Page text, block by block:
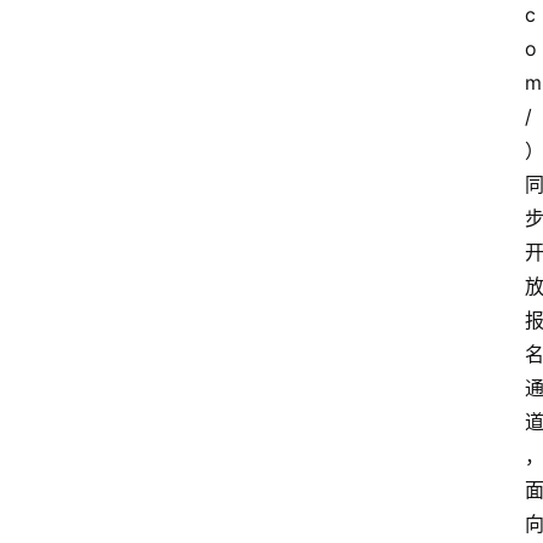
c
o
m
/
）
同
步
开
放
报
名
通
道
，
面
向